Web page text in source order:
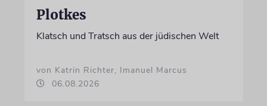
Plotkes
Klatsch und Tratsch aus der jüdischen Welt
von Katrin Richter, Imanuel Marcus
06.08.2026